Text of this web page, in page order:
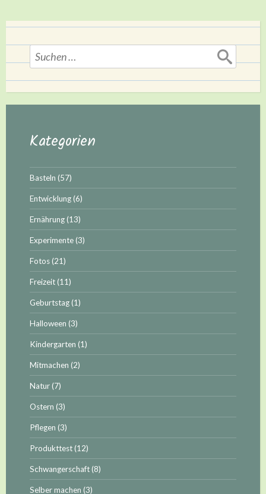
Suchen
nach:
Kategorien
Basteln (57)
Entwicklung(6)
Ernährung(13)
Experimente(3)
Fotos(21)
Freizeit(11)
Geburtstag(1)
Halloween (3)
Kindergarten (1)
Mitmachen (2)
Natur(7)
Ostern (3)
Pflegen (3)
Produkttest(12)
Schwangerschaft(8)
Selber machen (3)